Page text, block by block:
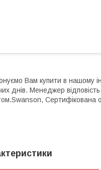
Вам купити в нашому
днів. Менеджер
Сертифікована